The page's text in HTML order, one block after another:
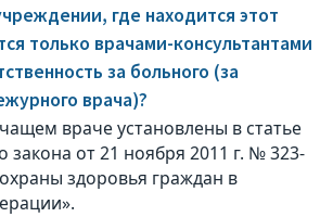
где находится этот
только врачами-консультантами
за больного (за
врача)?
враче установлены в статье
закона от 21 ноября 2011 г. № 323-
здоровья граждан в